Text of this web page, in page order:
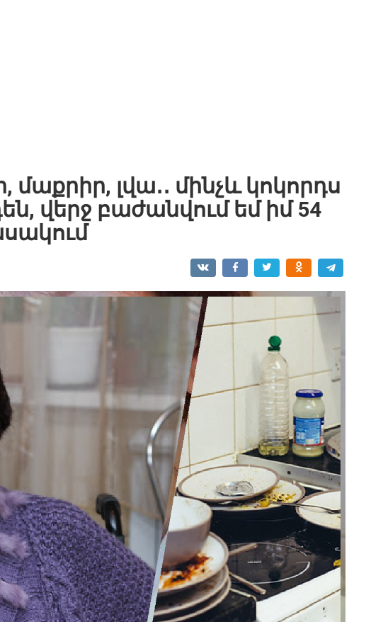
լվա․․ մինչև կոկորդս
վերջ բաժանվում եմ իմ 54